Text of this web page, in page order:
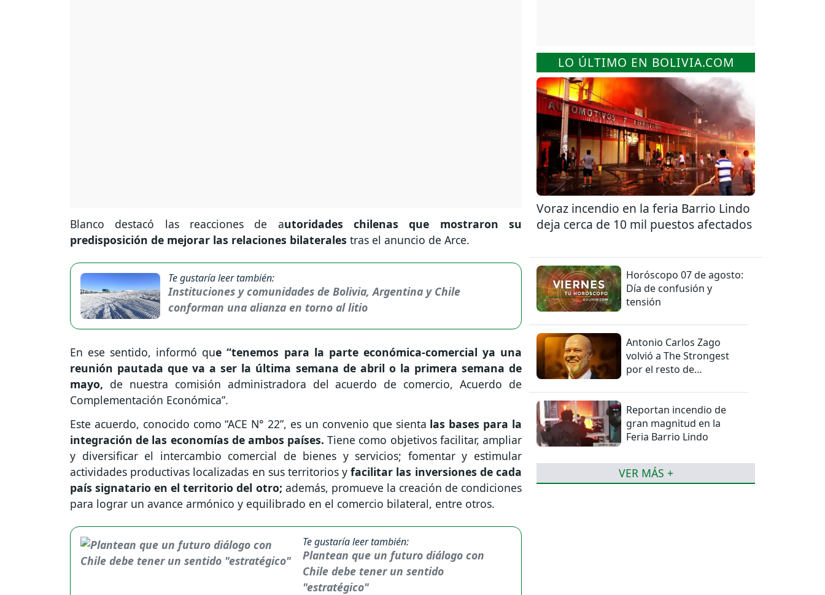
Blanco destacó las reacciones de autoridades chilenas que mostraron su
predisposición de mejorar las relaciones bilaterales tras el anuncio de Arce.
Te gustaría leer también:
Instituciones y comunidades de Bolivia, Argentina y Chile
conforman una alianza en torno al litio
En ese sentido, informó que “tenemos para la parte económica-comercial ya una
reunión pautada que va a ser la última semana de abril o la primera semana de
mayo, de nuestra comisión administradora del acuerdo de comercio, Acuerdo de
Complementación Económica”.
Este acuerdo, conocido como “ACE N° 22”, es un convenio que sienta las bases para la
integración de las economías de ambos países. Tiene como objetivos facilitar, ampliar
y diversificar el intercambio comercial de bienes y servicios; fomentar y estimular
actividades productivas localizadas en sus territorios y facilitar las inversiones de cada
país signatario en el territorio del otro; además, promueve la creación de condiciones
para lograr un avance armónico y equilibrado en el comercio bilateral, entre otros.
Te gustaría leer también:
Plantean que un futuro diálogo con
Chile debe tener un sentido
"estratégico"
LO ÚLTIMO EN BOLIVIA.COM
Voraz incendio en la feria Barrio Lindo
deja cerca de 10 mil puestos afectados
Horóscopo 07 de agosto:
Día de confusión y
tensión
Antonio Carlos Zago
volvió a The Strongest
por el resto de
Reportan incendio de
gran magnitud en la
Feria Barrio Lindo
VER MÁS +